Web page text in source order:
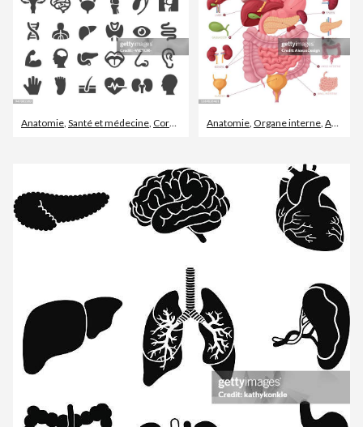
Anatomie, Santé et médecine, Corps humain Anatomie, Organe interne, Abdomen